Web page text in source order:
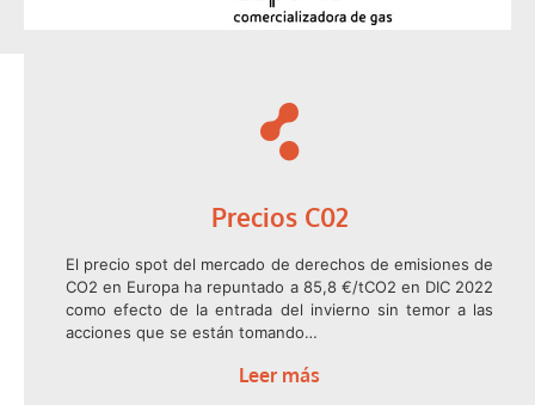
Precios C02
El precio spot del mercado de derechos de emisiones de
CO2 en Europa ha repuntado a 85,8 €/tCO2 en DIC 2022
como efecto de la entrada del invierno sin temor a las
acciones que se están tomando…
Leer más